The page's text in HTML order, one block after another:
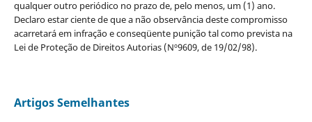
qualquer outro periódico no prazo de, pelo menos, um (1) ano.
Declaro estar ciente de que a não observância deste compromisso
acarretará em infração e conseqüente punição tal como prevista na
Lei de Proteção de Direitos Autorias (Nº9609, de 19/02/98).
Artigos Semelhantes